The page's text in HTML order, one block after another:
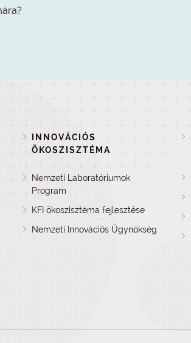
INNOVÁCIÓS
ÖKOSZISZTÉMA
Nemzeti Laboratóriumok
Program
KFI ökoszisztéma fejlesztése
Nemzeti Innovációs Ügynökség